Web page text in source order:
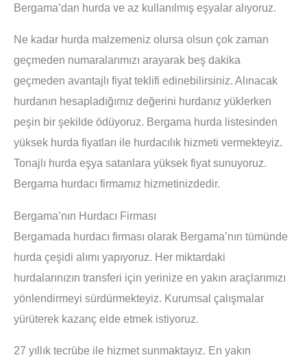
Bergama’dan hurda ve az kullanılmış eşyalar alıyoruz.
Ne kadar hurda malzemeniz olursa olsun çok zaman
geçmeden numaralarımızı arayarak beş dakika
geçmeden avantajlı fiyat teklifi edinebilirsiniz. Alınacak
hurdanın hesapladığımız değerini hurdanız yüklerken
peşin bir şekilde ödüyoruz. Bergama hurda listesinden
yüksek hurda fiyatları ile hurdacılık hizmeti vermekteyiz.
Tonajlı hurda eşya satanlara yüksek fiyat sunuyoruz.
Bergama hurdacı firmamız hizmetinizdedir.
Bergama’nın Hurdacı Firması
Bergamada hurdacı firması olarak Bergama’nın tümünde
hurda çeşidi alımı yapıyoruz. Her miktardaki
hurdalarınızın transferi için yerinize en yakın araçlarımızı
yönlendirmeyi sürdürmekteyiz. Kurumsal çalışmalar
yürüterek kazanç elde etmek istiyoruz.
27 yıllık tecrübe ile hizmet sunmaktayız. En yakın